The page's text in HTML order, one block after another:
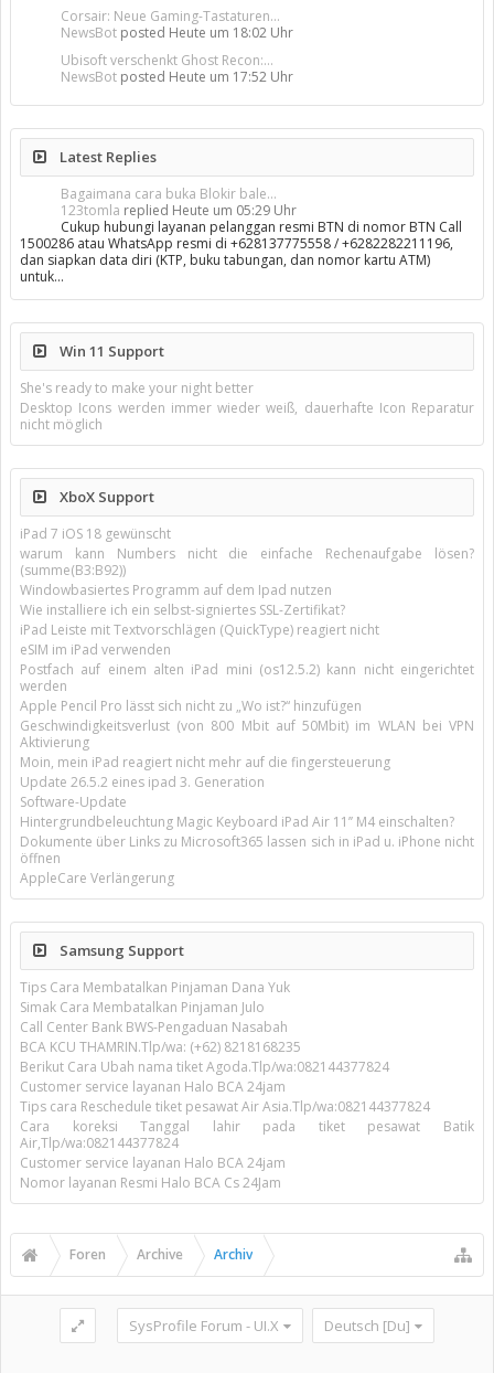
Corsair: Neue Gaming-Tastaturen...
NewsBot posted Heute um 18:02 Uhr
Ubisoft verschenkt Ghost Recon:...
NewsBot posted Heute um 17:52 Uhr
Latest Replies
Bagaimana cara buka Blokir bale...
123tomla replied Heute um 05:29 Uhr
Cukup hubungi layanan pelanggan resmi BTN di nomor BTN Call
1500286 atau WhatsApp resmi di +628137775558 / +6282282211196,
dan siapkan data diri (KTP, buku tabungan, dan nomor kartu ATM)
untuk…
Win 11 Support
She's ready to make your night better
Desktop Icons werden immer wieder weiß, dauerhafte Icon Reparatur
nicht möglich
XboX Support
iPad 7 iOS 18 gewünscht
warum kann Numbers nicht die einfache Rechenaufgabe lösen?
(summe(B3:B92))
Windowbasiertes Programm auf dem Ipad nutzen
Wie installiere ich ein selbst-signiertes SSL-Zertifikat?
iPad Leiste mit Textvorschlägen (QuickType) reagiert nicht
eSIM im iPad verwenden
Postfach auf einem alten iPad mini (os12.5.2) kann nicht eingerichtet
werden
Apple Pencil Pro lässt sich nicht zu „Wo ist?“ hinzufügen
Geschwindigkeitsverlust (von 800 Mbit auf 50Mbit) im WLAN bei VPN
Aktivierung
Moin, mein iPad reagiert nicht mehr auf die fingersteuerung
Update 26.5.2 eines ipad 3. Generation
Software-Update
Hintergrundbeleuchtung Magic Keyboard iPad Air 11’’ M4 einschalten?
Dokumente über Links zu Microsoft365 lassen sich in iPad u. iPhone nicht
öffnen
AppleCare Verlängerung
Samsung Support
Tips Cara Membatalkan Pinjaman Dana Yuk
Simak Cara Membatalkan Pinjaman Julo
Call Center Bank BWS-Pengaduan Nasabah
BCA KCU THAMRIN.Tlp/wa: (+62) 8218168235
Berikut Cara Ubah nama tiket Agoda.Tlp/wa:082144377824
Customer service layanan Halo BCA 24jam
Tips cara Reschedule tiket pesawat Air Asia.Tlp/wa:082144377824
Cara koreksi Tanggal lahir pada tiket pesawat Batik
Air,Tlp/wa:082144377824
Customer service layanan Halo BCA 24jam
Nomor layanan Resmi Halo BCA Cs 24Jam
Foren Archive Archiv
SysProfile Forum - UI.X Deutsch [Du]